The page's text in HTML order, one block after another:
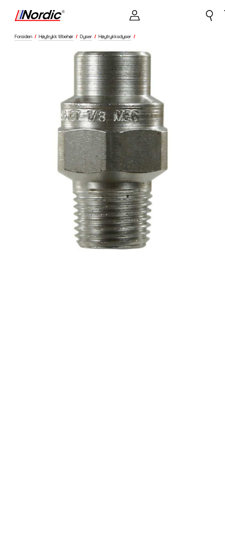
Forsiden / Høytrykk tilbehør / Dyser / Høytrykksdyser /